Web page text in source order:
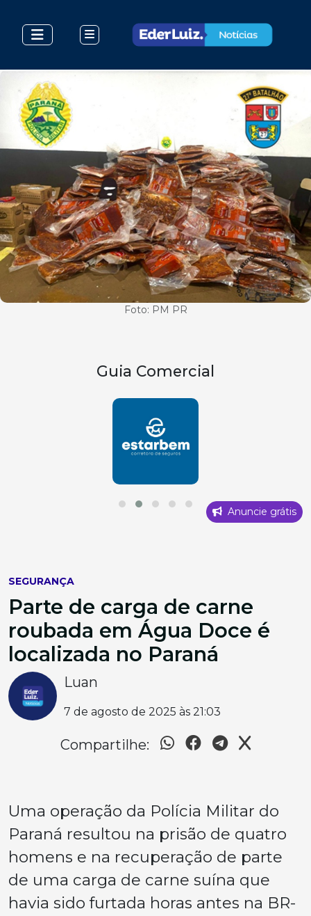
Foto: PM PR
Guia Comercial
Anuncie grátis
SEGURANÇA
Parte de carga de carne
roubada em Água Doce é
localizada no Paraná
Luan
7 de agosto de 2025 às 21:03
Compartilhe:
Uma operação da Polícia Militar do
Paraná resultou na prisão de quatro
homens e na recuperação de parte
de uma carga de carne suína que
havia sido furtada horas antes na BR-